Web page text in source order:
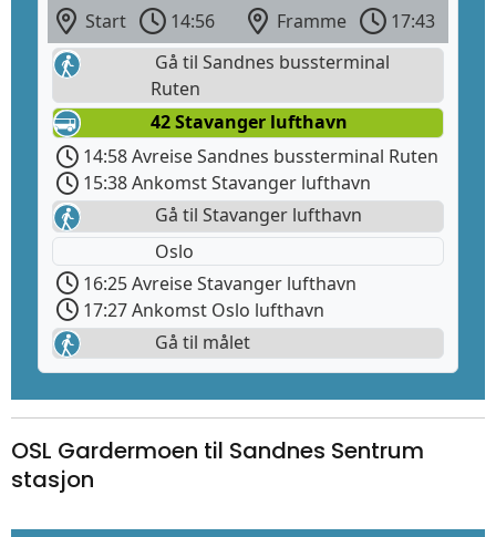
Start 14:56 Framme
17:43
Gå til Sandnes bussterminal
Ruten
42 Stavanger lufthavn
14:58 Avreise Sandnes bussterminal Ruten
15:38 Ankomst Stavanger lufthavn
Gå til Stavanger lufthavn
Oslo
16:25 Avreise Stavanger lufthavn
17:27 Ankomst Oslo lufthavn
Gå til målet
OSL Gardermoen til Sandnes Sentrum
stasjon